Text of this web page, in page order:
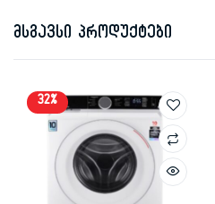
მსგავსი პროდუქტები
32%